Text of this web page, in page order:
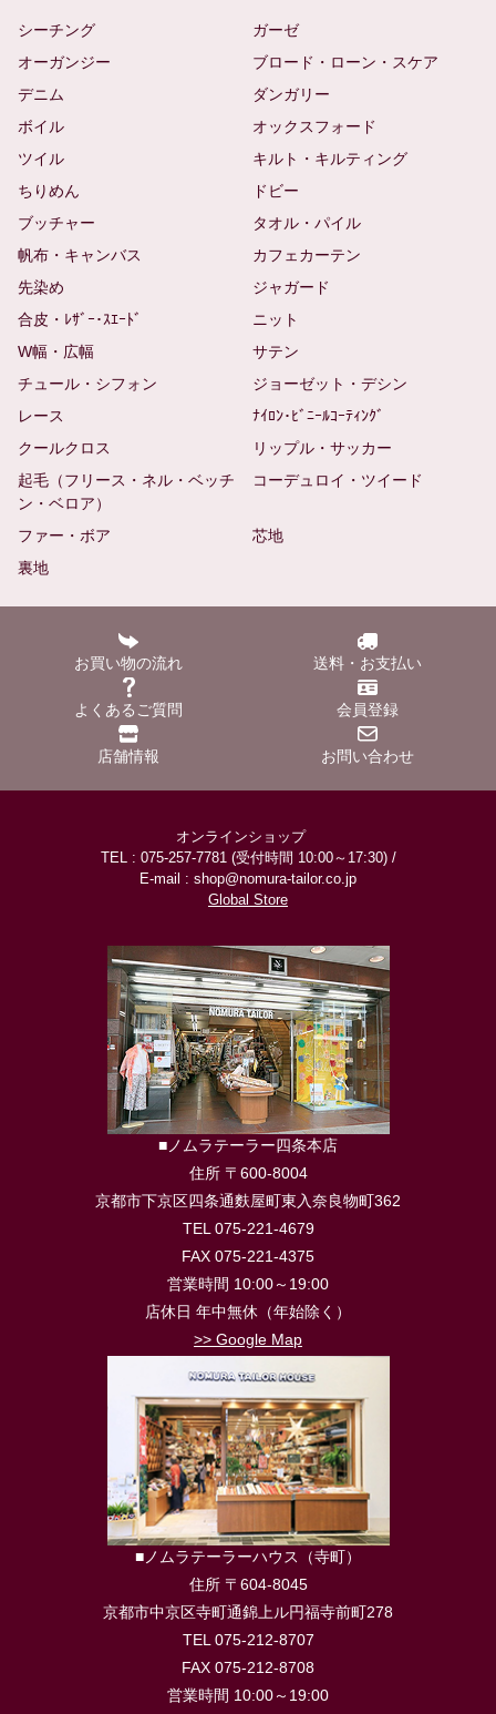
シーチング
ガーゼ
オーガンジー
ブロード・ローン・スケア
デニム
ダンガリー
ボイル
オックスフォード
ツイル
キルト・キルティング
ちりめん
ドビー
ブッチャー
タオル・パイル
帆布・キャンバス
カフェカーテン
先染め
ジャガード
合皮・ﾚｻﾞｰ･ｽｴｰﾄﾞ
ニット
W幅・広幅
サテン
チュール・シフォン
ジョーゼット・デシン
レース
ﾅｲﾛﾝ･ﾋﾞﾆｰﾙｺｰﾃｨﾝｸﾞ
クールクロス
リップル・サッカー
起毛（フリース・ネル・ベッチ
ン・ベロア）
コーデュロイ・ツイード
ファー・ボア
芯地
裏地
お買い物の流れ 送料・お支払い
よくあるご質問 会員登録
店舗情報 お問い合わせ
オンラインショップ
TEL : 075-257-7781 (受付時間 10:00～17:30) /
E-mail : shop@nomura-tailor.co.jp
Global Store
■ノムラテーラー四条本店
住所 〒600-8004
京都市下京区四条通麩屋町東入奈良物町362
TEL 075-221-4679
FAX 075-221-4375
営業時間 10:00～19:00
店休日 年中無休（年始除く）
>> Google Map
■ノムラテーラーハウス（寺町）
住所 〒604-8045
京都市中京区寺町通錦上ル円福寺前町278
TEL 075-212-8707
FAX 075-212-8708
営業時間 10:00～19:00